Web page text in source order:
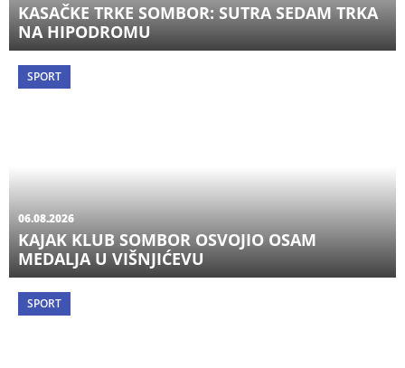
KASAČKE TRKE SOMBOR: SUTRA SEDAM TRKA
NA HIPODROMU
SPORT
06.08.2026
KAJAK KLUB SOMBOR OSVOJIO OSAM
MEDALJA U VIŠNJIĆEVU
SPORT